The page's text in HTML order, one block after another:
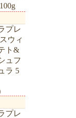
プレ
ウィ
ト&
ュフ
ラ 5
プレ